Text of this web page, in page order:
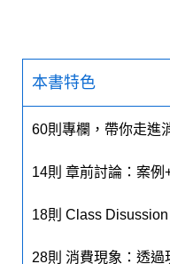
本書特色
60則專欄，帶你走進
14則 章前討論：案
18則 Class
28則 消費現象：透